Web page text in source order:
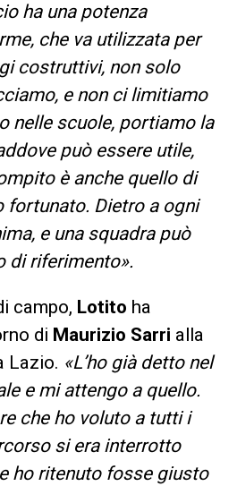
ha una potenza
che va utilizzata per
costruttivi, non solo
e non ci limitiamo
nelle scuole, portiamo la
può essere utile,
è anche quello di
fortunato. Dietro a ogni
e una squadra può
di riferimento».
campo, Lotito ha
di Maurizio Sarri alla
Lazio. «L’ho già detto nel
e mi attengo a quello.
che ho voluto a tutti i
si era interrotto
ho ritenuto fosse giusto